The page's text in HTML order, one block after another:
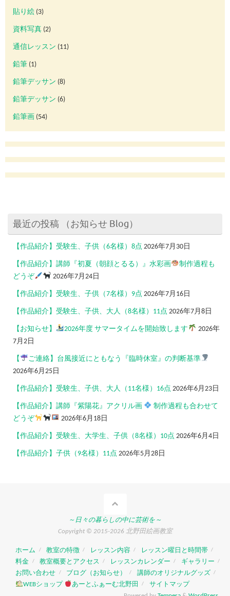
貼り絵 (3)
資料写真 (2)
通信レッスン (11)
鉛筆 (1)
鉛筆デッサン (8)
鉛筆デッサン (6)
鉛筆画 (54)
最近の投稿 （お知らせ Blog）
【作品紹介】受験生、子供（6名様）8点 2026年7月30日
【作品紹介】講師『初夏（朝顔とるる）』水彩画
制作過程も
どうぞ
2026年7月24日
【作品紹介】受験生、子供（7名様）9点 2026年7月16日
【作品紹介】受験生、子供、大人（8名様）11点 2026年7月8日
【お知らせ】 2026年度 サマータイムを開始致します
2026年
7月2日
【
ご連絡】台風接近にともなう『臨時休室』の判断基準
2026年6月25日
【作品紹介】受験生、子供、大人（11名様）16点 2026年6月23日
【作品紹介】講師『紫陽花』アクリル画
制作過程も合わせて
どうぞ
2026年6月18日
【作品紹介】受験生、大学生、子供（8名様）10点 2026年6月4日
【作品紹介】子供（9名様）11点 2026年5月28日
～日々の暮らしの中に芸術を～
Copyright © 2015-2026 北野田絵画教室
ホーム 教室の特徴 レッスン内容
レッスン曜日と時間帯
料金
教室概要とアクセス レッスンカレンダー
ギャラリー
お問い合わせ
ブログ（お知らせ）
講師のオリジナルグッズ
WEBショップ
あーとふぁーむ北野田
サイトマップ